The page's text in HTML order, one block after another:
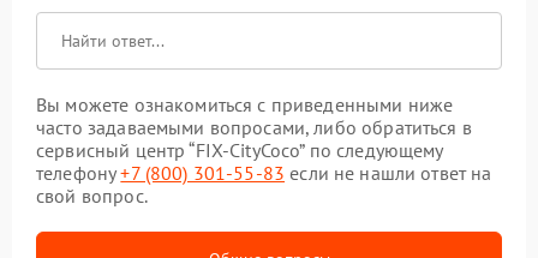
Вы можете ознакомиться с приведенными ниже
часто задаваемыми вопросами, либо обратиться в
сервисный центр “FIX-CityCoco” по следующему
телефону+7 (800) 301-55-83 если не нашли ответ на
свой вопрос.